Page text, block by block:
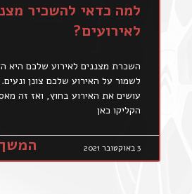
למה כדאי להשכיר
לאירועים?
השכרת מצננים לאירוע שלכם היא
לשמור על האירוע שלכם צונן
עושים את האירוע בחוץ, ואז זה
הקליקו כאן
3 באוקטובר 2021